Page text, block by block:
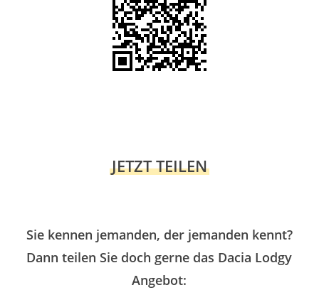
JETZT TEILEN
Sie kennen jemanden, der jemanden kennt?
Dann teilen Sie doch gerne das Dacia Lodgy
Angebot: